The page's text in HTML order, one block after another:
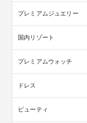
プレミアムジュエリー
国内リゾート
プレミアムウォッチ
ドレス
ビューティ